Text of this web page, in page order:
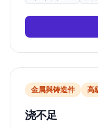
金属與铸造件 高
浇不足